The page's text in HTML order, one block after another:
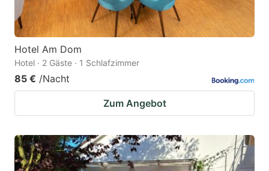
Hotel Am Dom
Hotel · 2 Gäste · 1 Schlafzimmer
85 € /Nacht
Zum Angebot